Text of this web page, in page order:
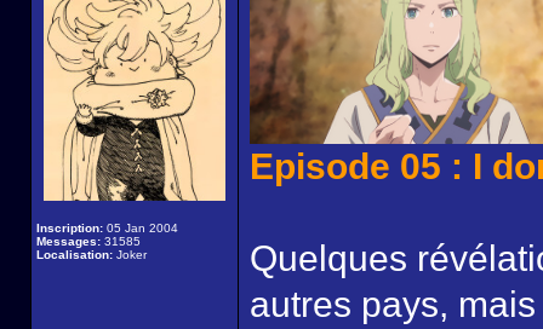
Inscription: 05 Jan 2004
Messages: 31585
Localisation: Joker
Episode 05 : I
Quelques
autres pays,